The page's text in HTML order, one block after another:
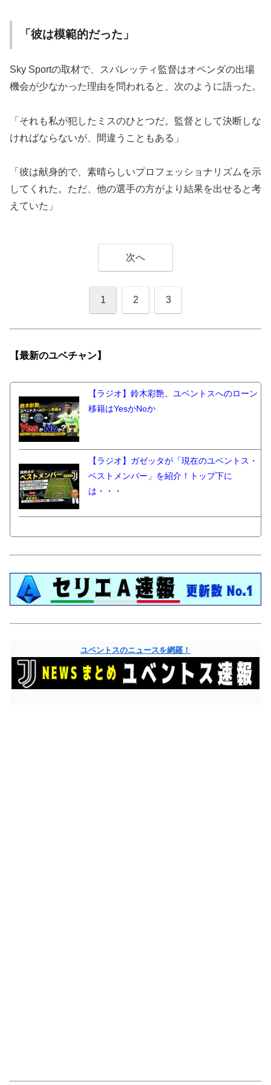
「彼は模範的だった」
Sky Sportの取材で、スパレッティ監督はオペンダの出場
機会が少なかった理由を問われると、次のように語った。
「それも私が犯したミスのひとつだ。監督として決断しな
ければならないが、間違うこともある」
「彼は献身的で、素晴らしいプロフェッショナリズムを示
してくれた。ただ、他の選手の方がより結果を出せると考
えていた」
次へ
1 2 3
【最新のユベチャン】
【ラジオ】鈴木彩艶、ユベントスへのローン
移籍はYesかNoか
【ラジオ】ガゼッタが「現在のユベントス・
ベストメンバー」を紹介！トップ下に
は・・・
ユベントスのニュースを網羅！